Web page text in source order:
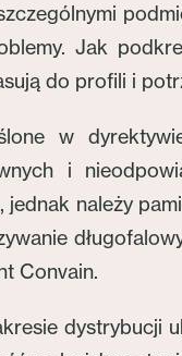
Jak
do profili i
w
i
jednak należy
Convain.
dystrybucji